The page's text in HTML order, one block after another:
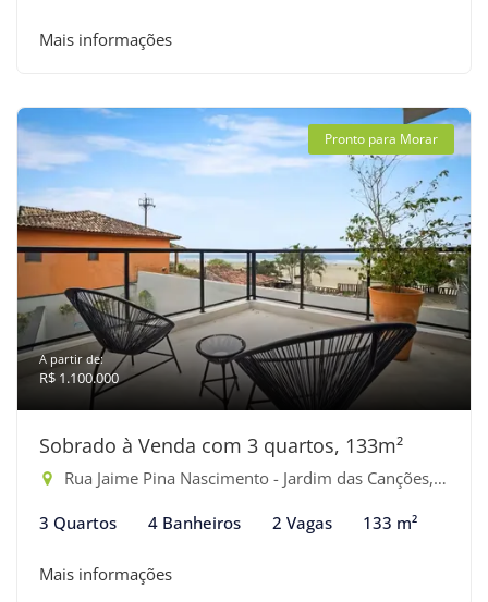
Mais informações
Pronto para Morar
A partir de:
R$ 1.100.000
Sobrado à Venda com 3 quartos, 133m²
Rua Jaime Pina Nascimento - Jardim das Canções, Bertioga-SP
3 Quartos 4 Banheiros 2 Vagas 133 m²
Mais informações